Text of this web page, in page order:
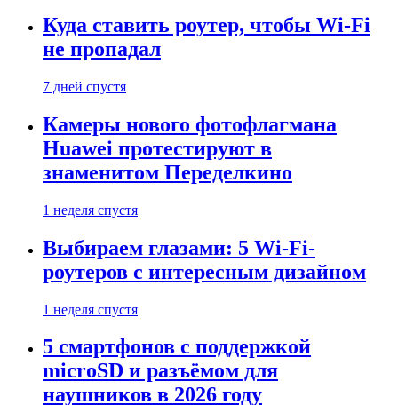
Куда ставить роутер, чтобы Wi-Fi
не пропадал
7 дней спустя
Камеры нового фотофлагмана
Huawei протестируют в
знаменитом Переделкино
1 неделя спустя
Выбираем глазами: 5 Wi-Fi-
роутеров с интересным дизайном
1 неделя спустя
5 смартфонов с поддержкой
microSD и разъёмом для
наушников в 2026 году